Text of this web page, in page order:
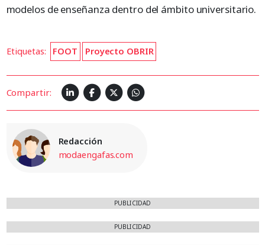
modelos de enseñanza dentro del ámbito universitario.
Etiquetas: FOOT Proyecto OBRIR
Compartir:
Redacción
modaengafas.com
PUBLICIDAD
PUBLICIDAD